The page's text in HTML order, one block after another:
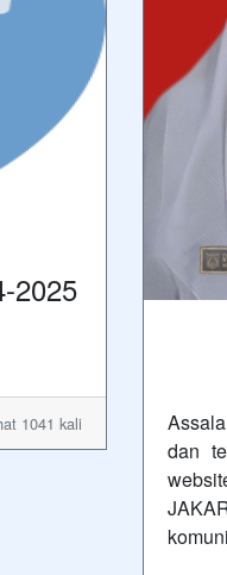
2025
1041 kali
dan